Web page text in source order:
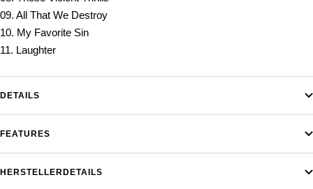
09. All That We Destroy
10. My Favorite Sin
11. Laughter
DETAILS
FEATURES
HERSTELLERDETAILS